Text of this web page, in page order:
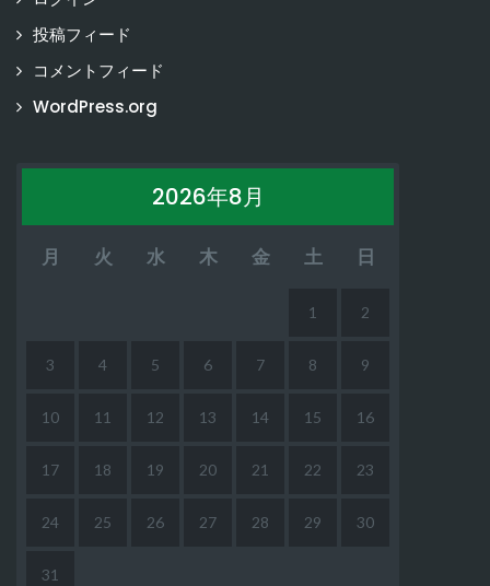
投稿フィード
コメントフィード
WordPress.org
2026年8月
月 火 水 木 金 土 日
1 2
3 4 5 6 7 8 9
10 11 12 13 14 15 16
17 18 19 20 21 22 23
24 25 26 27 28 29 30
31